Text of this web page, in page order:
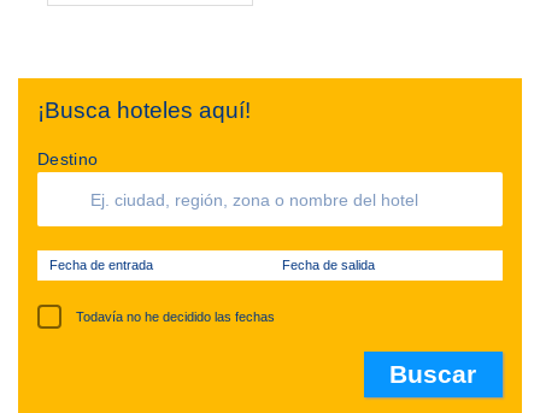
¡Busca hoteles aquí!
Destino
Fecha de entrada Fecha de salida
Todavía no he decidido las fechas